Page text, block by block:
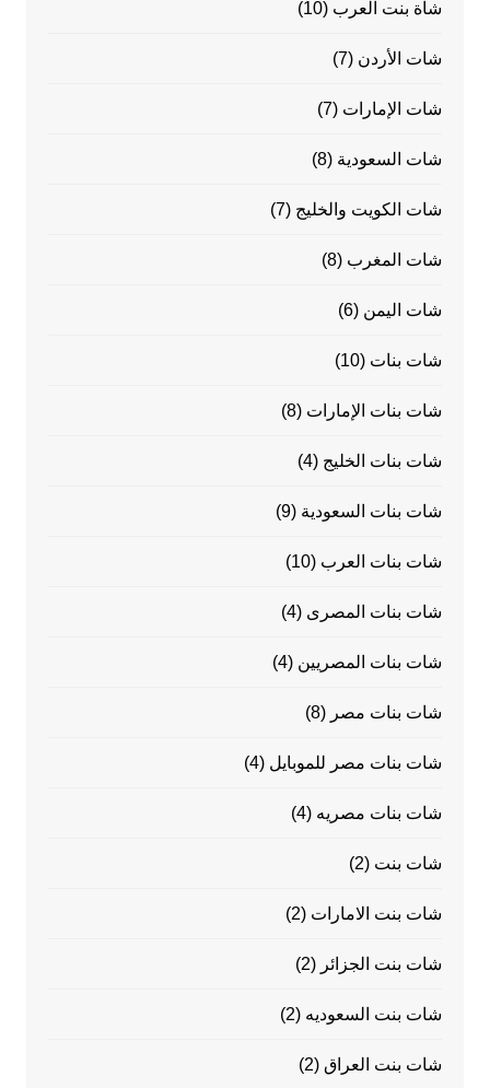
شاة بنت العرب (10)
شات الأردن (7)
شات الإمارات (7)
شات السعودية (8)
شات الكويت والخليج (7)
شات المغرب (8)
شات اليمن (6)
شات بنات (10)
شات بنات الإمارات (8)
شات بنات الخليج (4)
شات بنات السعودية (9)
شات بنات العرب (10)
شات بنات المصرى (4)
شات بنات المصريين (4)
شات بنات مصر (8)
شات بنات مصر للموبايل (4)
شات بنات مصريه (4)
شات بنت (2)
شات بنت الامارات (2)
شات بنت الجزائر (2)
شات بنت السعوديه (2)
شات بنت العراق (2)